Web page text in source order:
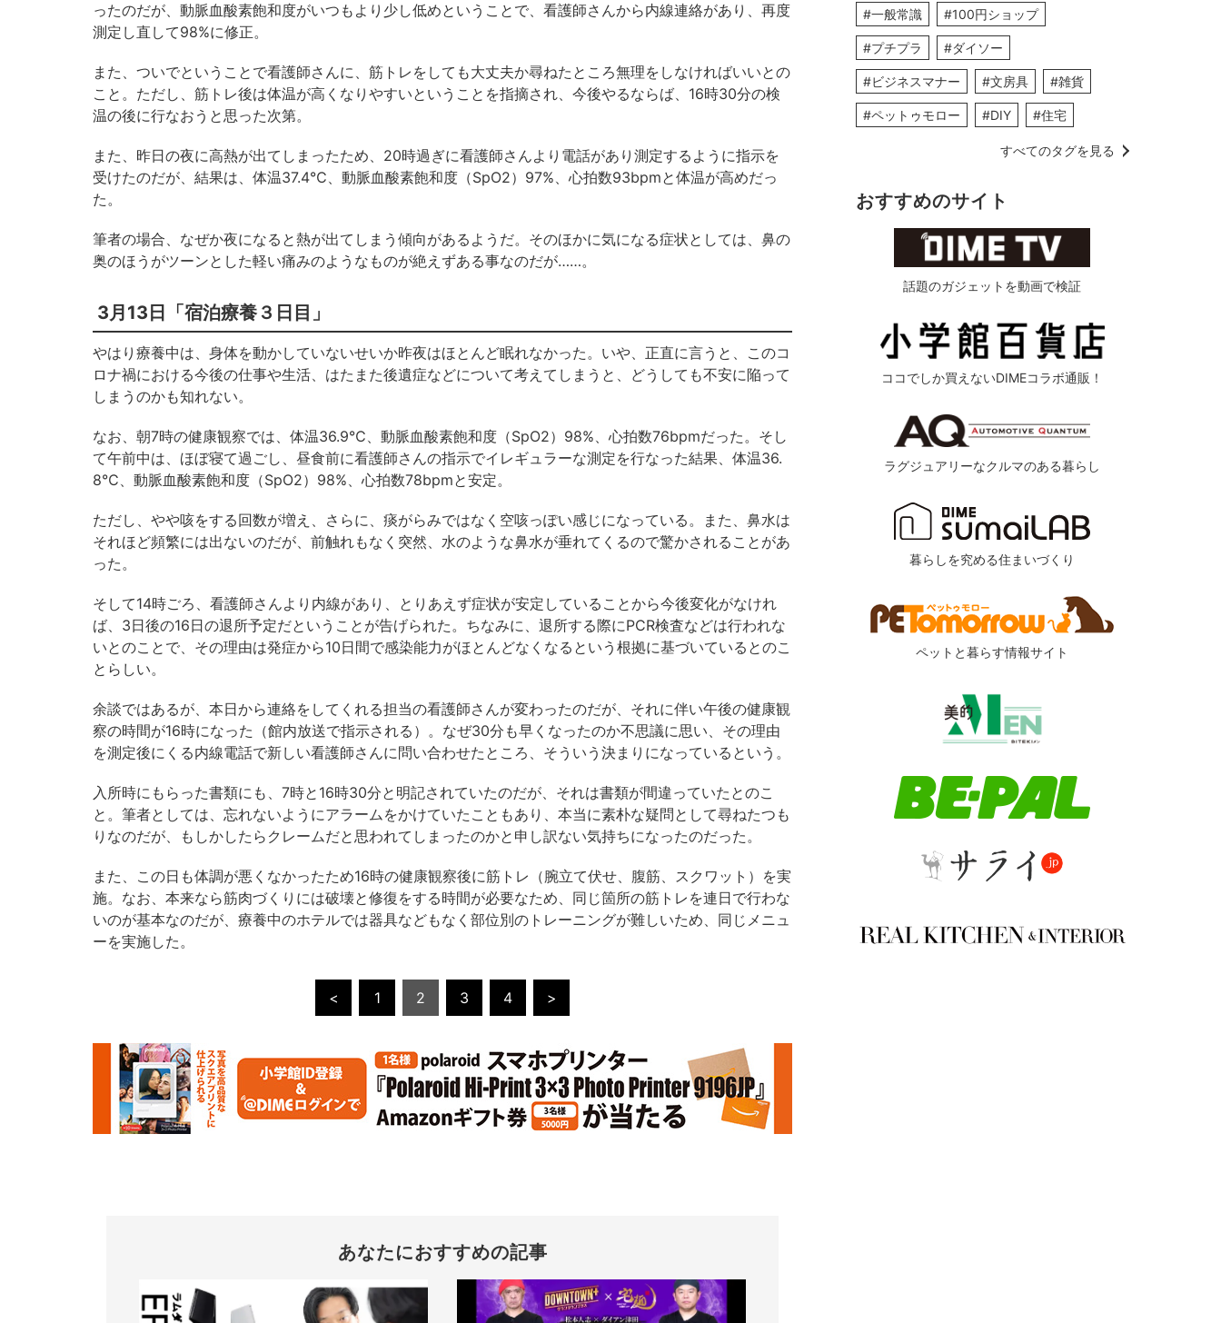
ったのだが、動脈血酸素飽和度がいつもより少し低めということで、看護師さんから内線連絡があり、再度
測定し直して98%に修正。
また、ついでということで看護師さんに、筋トレをしても大丈夫か尋ねたところ無理をしなければいいとの
こと。ただし、筋トレ後は体温が高くなりやすいということを指摘され、今後やるならば、16時30分の検
温の後に行なおうと思った次第。
また、昨日の夜に高熱が出てしまったため、20時過ぎに看護師さんより電話があり測定するように指示を
受けたのだが、結果は、体温37.4℃、動脈血酸素飽和度（SpO2）97%、心拍数93bpmと体温が高めだっ
た。
筆者の場合、なぜか夜になると熱が出てしまう傾向があるようだ。そのほかに気になる症状としては、鼻の
奥のほうがツーンとした軽い痛みのようなものが絶えずある事なのだが……。
3月13日「宿泊療養３日目」
やはり療養中は、身体を動かしていないせいか昨夜はほとんど眠れなかった。いや、正直に言うと、このコ
ロナ禍における今後の仕事や生活、はたまた後遺症などについて考えてしまうと、どうしても不安に陥って
しまうのかも知れない。
なお、朝7時の健康観察では、体温36.9℃、動脈血酸素飽和度（SpO2）98%、心拍数76bpmだった。そし
て午前中は、ほぼ寝て過ごし、昼食前に看護師さんの指示でイレギュラーな測定を行なった結果、体温36.
8℃、動脈血酸素飽和度（SpO2）98%、心拍数78bpmと安定。
ただし、やや咳をする回数が増え、さらに、痰がらみではなく空咳っぽい感じになっている。また、鼻水は
それほど頻繁には出ないのだが、前触れもなく突然、水のような鼻水が垂れてくるので驚かされることがあ
った。
そして14時ごろ、看護師さんより内線があり、とりあえず症状が安定していることから今後変化がなけれ
ば、3日後の16日の退所予定だということが告げられた。ちなみに、退所する際にPCR検査などは行われな
いとのことで、その理由は発症から10日間で感染能力がほとんどなくなるという根拠に基づいているとのこ
とらしい。
余談ではあるが、本日から連絡をしてくれる担当の看護師さんが変わったのだが、それに伴い午後の健康観
察の時間が16時になった（館内放送で指示される）。なぜ30分も早くなったのか不思議に思い、その理由
を測定後にくる内線電話で新しい看護師さんに問い合わせたところ、そういう決まりになっているという。
入所時にもらった書類にも、7時と16時30分と明記されていたのだが、それは書類が間違っていたとのこ
と。筆者としては、忘れないようにアラームをかけていたこともあり、本当に素朴な疑問として尋ねたつも
りなのだが、もしかしたらクレームだと思われてしまったのかと申し訳ない気持ちになったのだった。
また、この日も体調が悪くなかったため16時の健康観察後に筋トレ（腕立て伏せ、腹筋、スクワット）を実
施。なお、本来なら筋肉づくりには破壊と修復をする時間が必要なため、同じ箇所の筋トレを連日で行わな
いのが基本なのだが、療養中のホテルでは器具などもなく部位別のトレーニングが難しいため、同じメニュ
ーを実施した。
< 1 2 3 4 >
あなたにおすすめの記事
#一般常識 #100円ショップ
#プチプラ #ダイソー
#ビジネスマナー #文房具 #雑貨
#ペットゥモロー #DIY #住宅
すべてのタグを見る
おすすめのサイト
話題のガジェットを動画で検証
ココでしか買えないDIMEコラボ通販！
ラグジュアリーなクルマのある暮らし
暮らしを究める住まいづくり
ペットと暮らす情報サイト